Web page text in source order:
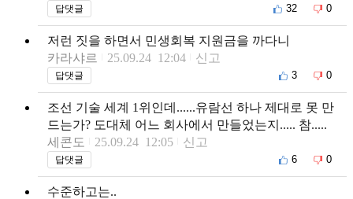
답댓글 32 0
저런 짓을 하면서 민생회복 지원금을 까다니
카라샤르
25.09.24 12:04 신고
답댓글 3 0
조선 기술 세계 1위인데......유람선 하나 제대로 못 만
드는가? 도대체 어느 회사에서 만들었는지..... 참.....
세콘도
25.09.24 12:05 신고
답댓글 6 0
수준하고는..